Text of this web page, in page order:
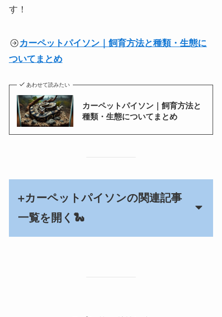
す！
カーペットパイソン｜飼育方法と種類・生態に
ついてまとめ
あわせて読みたい
カーペットパイソン｜飼育方法と
種類・生態についてまとめ
➕カーペットパイソンの関連記事
一覧を開く🐍